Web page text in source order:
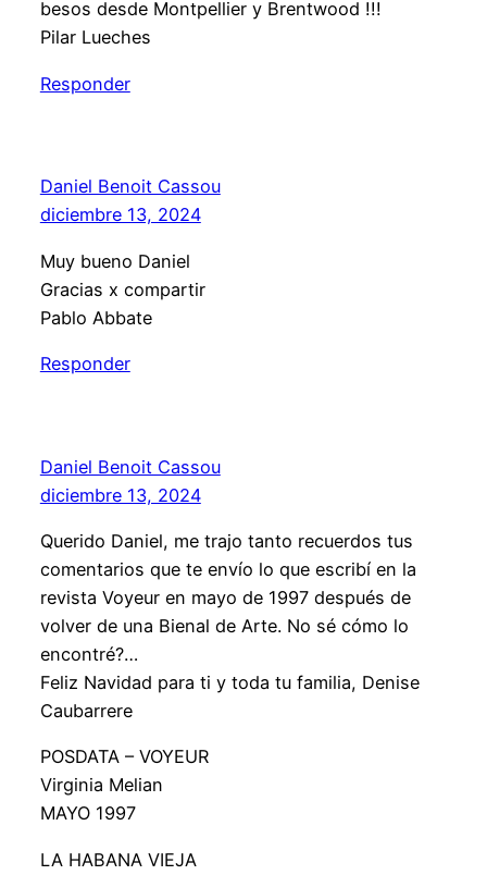
besos desde Montpellier y Brentwood !!!
Pilar Lueches
Responder
Daniel Benoit Cassou
diciembre 13, 2024
Muy bueno Daniel
Gracias x compartir
Pablo Abbate
Responder
Daniel Benoit Cassou
diciembre 13, 2024
Querido Daniel, me trajo tanto recuerdos tus
comentarios que te envío lo que escribí en la
revista Voyeur en mayo de 1997 después de
volver de una Bienal de Arte. No sé cómo lo
encontré?…
Feliz Navidad para ti y toda tu familia, Denise
Caubarrere
POSDATA – VOYEUR
Virginia Melian
MAYO 1997
LA HABANA VIEJA